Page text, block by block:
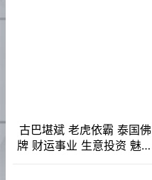
古巴堪斌 老虎依霸 泰国佛
牌 财运事业 生意投资 魅力